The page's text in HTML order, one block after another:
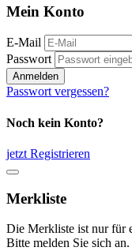
Mein Konto
E-Mail
Passwort
Anmelden
Passwort vergessen?
Noch kein Konto?
jetzt Registrieren
Merkliste
Die Merkliste ist nur für
Bitte melden Sie sich an.